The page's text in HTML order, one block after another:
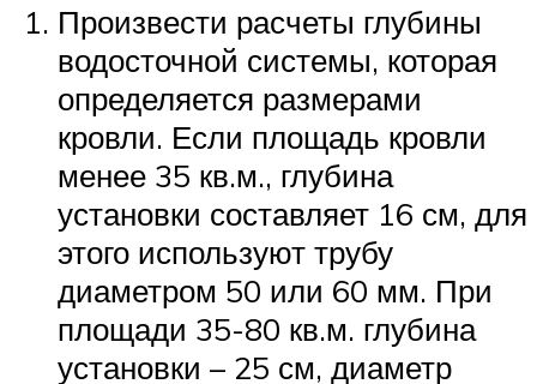
Произвести расчеты глубины
водосточной системы, которая
определяется размерами
кровли. Если площадь кровли
менее 35 кв.м., глубина
установки составляет 16 см, для
этого используют трубу
диаметром 50 или 60 мм. При
площади 35-80 кв.м. глубина
установки – 25 см, диаметр